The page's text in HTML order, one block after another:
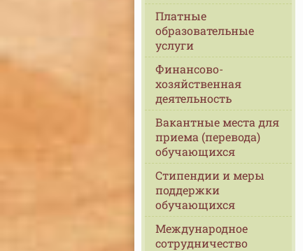
Платные
образовательные
услуги
Финансово-
хозяйственная
деятельность
Вакантные места для
приема (перевода)
обучающихся
Стипендии и меры
поддержки
обучающихся
Международное
сотрудничество